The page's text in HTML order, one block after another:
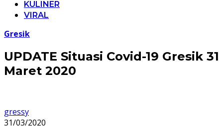
KULINER
VIRAL
Gresik
UPDATE Situasi Covid-19 Gresik 31
Maret 2020
gressy
31/03/2020